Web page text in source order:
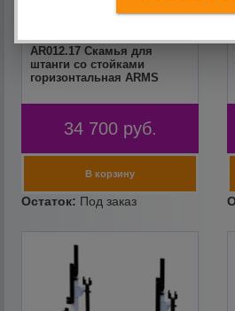
AR012.17 Скамья для
штанги со стойками
горизонтальная ARMS
34 700 руб.